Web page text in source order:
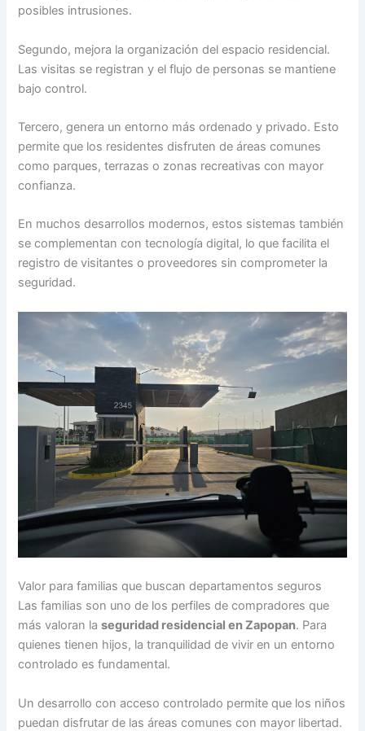
posibles intrusiones.
Segundo, mejora la organización del espacio residencial.
Las visitas se registran y el flujo de personas se mantiene
bajo control.
Tercero, genera un entorno más ordenado y privado. Esto
permite que los residentes disfruten de áreas comunes
como parques, terrazas o zonas recreativas con mayor
confianza.
En muchos desarrollos modernos, estos sistemas también
se complementan con tecnología digital, lo que facilita el
registro de visitantes o proveedores sin comprometer la
seguridad.
Valor para familias que buscan departamentos seguros
Las familias son uno de los perfiles de compradores que
más valoran laseguridad residencial en Zapopan. Para
quienes tienen hijos, la tranquilidad de vivir en un entorno
controlado es fundamental.
Un desarrollo con acceso controlado permite que los niños
puedan disfrutar de las áreas comunes con mayor libertad.